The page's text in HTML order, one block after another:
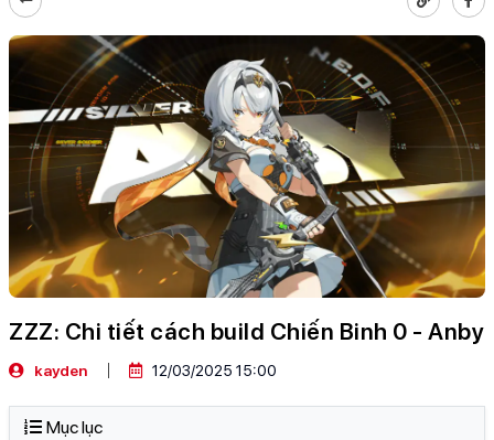
ZZZ: Chi tiết cách build Chiến Binh 0 - Anby
kayden 12/03/2025 15:00
Mục lục